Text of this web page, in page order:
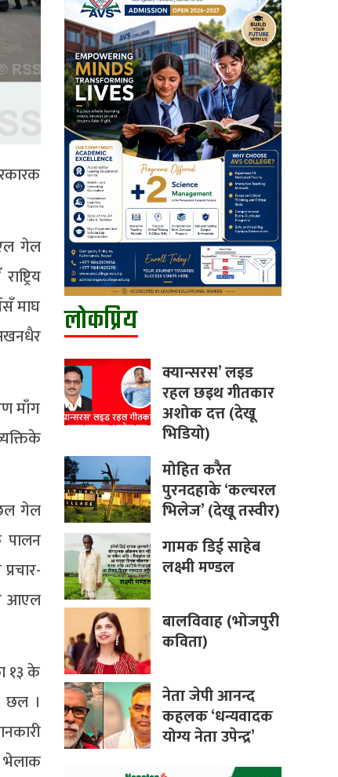
गेल
माघ
माँग
गेल
पालन
आएल
१३ के
छल ।
भेलाक
लोकप्रिय
क्यान्सरस’ लइड
रहल छइथ गीतकार
अशोक दत्त (देखू
भिडियो)
मोहित करैत
पुरनदहाके ‘कल्चरल
भिलेज’ (देखू तस्वीर)
गामक डिई साहेब
लक्ष्मी मण्डल
बालविवाह (भोजपुरी
कविता)
नेता जेपी आनन्द
कहलक ‘धन्यवादक
योग्य नेता उपेन्द्र’